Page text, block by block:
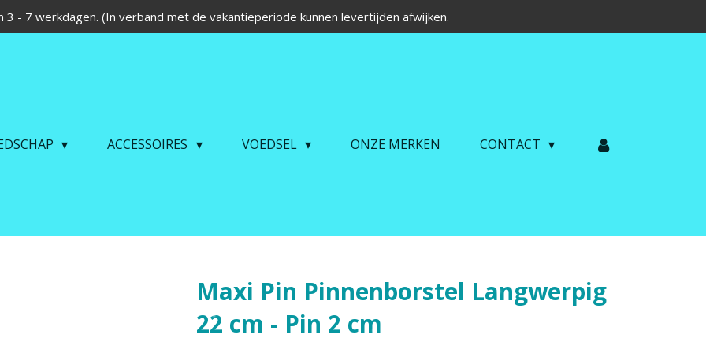
3 - 7 werkdagen. (In verband met de vakantieperiode kunnen levertijden afwijken.
ACCESSOIRES VOEDSEL ONZE MERKEN CONTACT
Maxi Pin Pinnenborstel Langwerpig
22 cm - Pin 2 cm